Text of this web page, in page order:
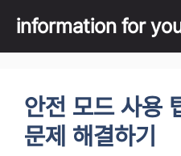
content
information for
안전 모드 사용
문제 해결하기